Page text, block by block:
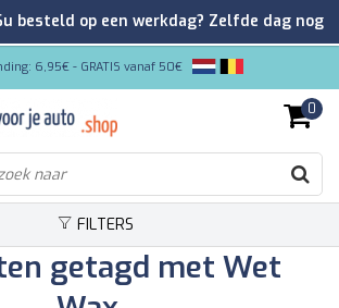
6,95€ - GRATIS vanaf 50€
bestellen/Veilig betalen
9.2/10 Klantenrating via Kiyoh!
0
FILTERS
getagd met Wet
besteld op een werkdag? Zelfde dag nog
verzonden!